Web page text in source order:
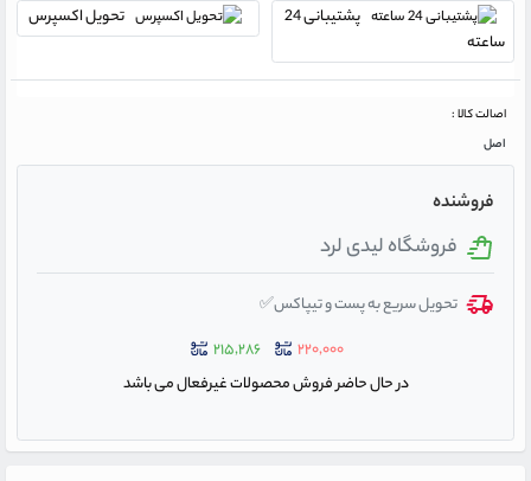
پشتیبانی 24
ساعته
تحویل اکسپرس
اصالت کالا :
اصل
فروشنده
فروشگاه لیدی لرد
تحویل سریع به پست و تیپاکس✅
۲۲۰,۰۰۰
۲۱۵,۲۸۶
در حال حاضر فروش محصولات غیرفعال می باشد